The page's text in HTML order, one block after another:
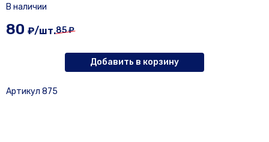
В наличии
80 ₽/шт.85 ₽
Добавить в корзину
Артикул 875